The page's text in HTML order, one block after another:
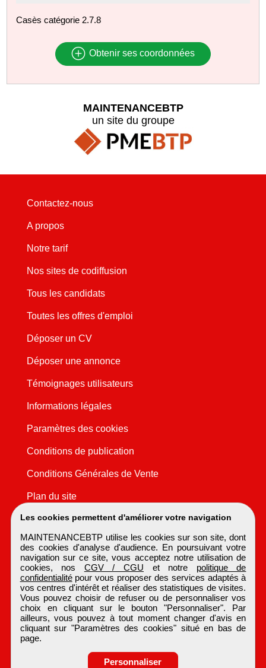
Casès catégorie 2.7.8
Obtenir ses coordonnées
Les cookies permettent d'améliorer votre navigation
MAINTENANCEBTP utilise les cookies sur son site, dont
des cookies d'analyse d'audience. En poursuivant votre
navigation sur ce site, vous acceptez notre utilisation de
cookies, nos CGV / CGU et notre politique de
confidentialitépour vous proposer des services adaptés à
vos centres d'intérêt et réaliser des statistiques de visites.
Vous pouvez choisir de refuser ou de personnaliser vos
choix en cliquant sur le bouton "Personnaliser". Par
ailleurs, vous pouvez à tout moment changer d'avis en
cliquant sur "Paramètres des cookies" situé en bas de
page.
Personnaliser
MAINTENANCEBTP
un site du groupe
Contactez-nous
A propos
Notre tarif
Nos sites de codiffusion
Tous les candidats
Toutes les offres d'emploi
Déposer un CV
Déposer une annonce
Témoignages utilisateurs
Informations légales
Paramètres des cookies
Conditions de publication
Conditions Générales de Vente
Plan du site